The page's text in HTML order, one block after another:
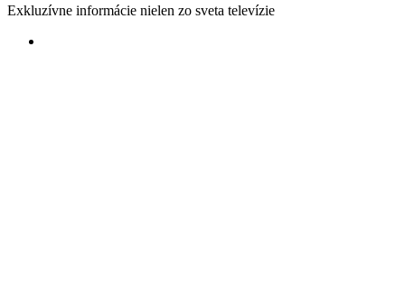
Exkluzívne informácie nielen zo sveta televízie